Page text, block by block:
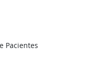
Pacientes